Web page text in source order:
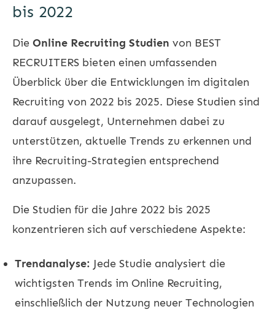
bis 2022
Die Online Recruiting Studien von BEST
RECRUITERS bieten einen umfassenden
Überblick über die Entwicklungen im digitalen
Recruiting von 2022 bis 2025. Diese Studien sind
darauf ausgelegt, Unternehmen dabei zu
unterstützen, aktuelle Trends zu erkennen und
ihre Recruiting-Strategien entsprechend
anzupassen.
Die Studien für die Jahre 2022 bis 2025
konzentrieren sich auf verschiedene Aspekte:
Trendanalyse: Jede Studie analysiert die
wichtigsten Trends im Online Recruiting,
einschließlich der Nutzung neuer Technologien